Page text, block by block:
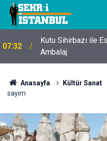
07:32
Kutu Sihirbazı ile
Ambalaj
Anasayfa Kültür Sanat
sayım